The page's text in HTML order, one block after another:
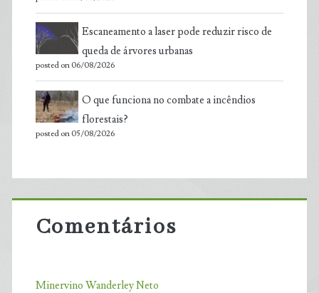
Escaneamento a laser pode reduzir risco de
queda de árvores urbanas
posted on 06/08/2026
O que funciona no combate a incêndios
florestais?
posted on 05/08/2026
Comentários
Minervino Wanderley Neto